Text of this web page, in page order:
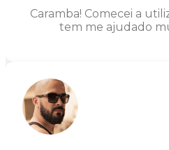
Caramba! Comecei a
tem me ajudado